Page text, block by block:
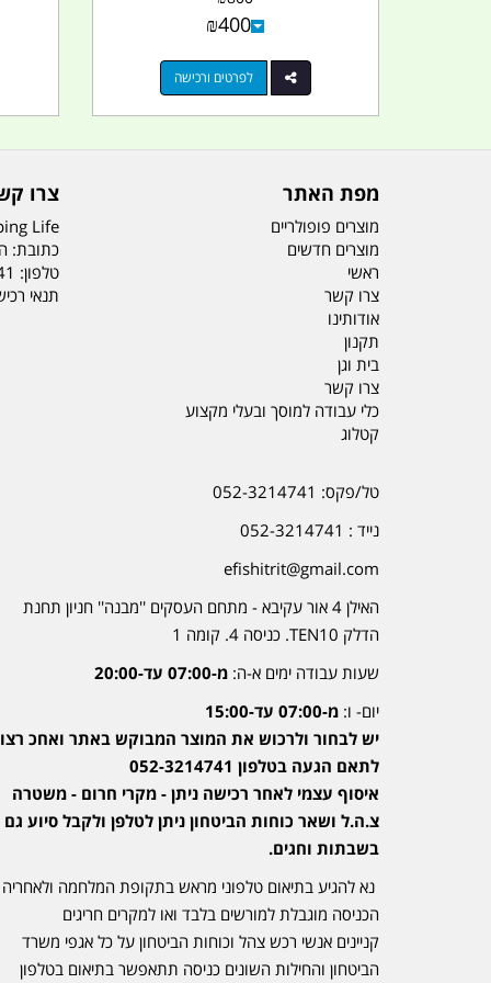
₪400
לפרטים ורכישה
מפת האתר
מוצרים פופולריים
מוצרים חדשים
ראשי
צרו קשר
אודותינו
תקנון
בית וגן
צרו קשר
כלי עבודה למוסך ובעלי מקצוע
קטלוג
צרו
Life
כתובת: הדס 19
טלפון:
תנאי
טל/פקס: 052-3214741
נייד : 052-3214741
efishitrit@gmail.com
האילן 4 אור עקיבא - מתחם העסקים ''מבנה'' חניון תחנת
הדלק TEN10. כניסה 4. קומה 1
שעות עבודה ימים א-ה: מ-07:00 עד-20:00
יום- ו: מ-07:00 עד-15:00
יש לבחור ולרכוש את המוצר המבוקש באתר ואחכ
לתאם הגעה בטלפון 052-3214741
איסוף עצמי לאחר רכישה ניתן - מקרי חרום - משטרה
צ.ה.ל ושאר כוחות הביטחון ניתן לטלפן ולקבל סיוע גם
בשבתות וחגים.
נא להגיע בתיאום טלפוני מראש בתקופת המלחמה ולאחריה
הכניסה מוגבלת למורשים בלבד ואו למקרים חריגים
קניינים אנשי רכש צהל וכוחות הביטחון על כל אגפי משרד
הביטחון והחילות השונים כניסה תתאפשר בתיאום בטלפון